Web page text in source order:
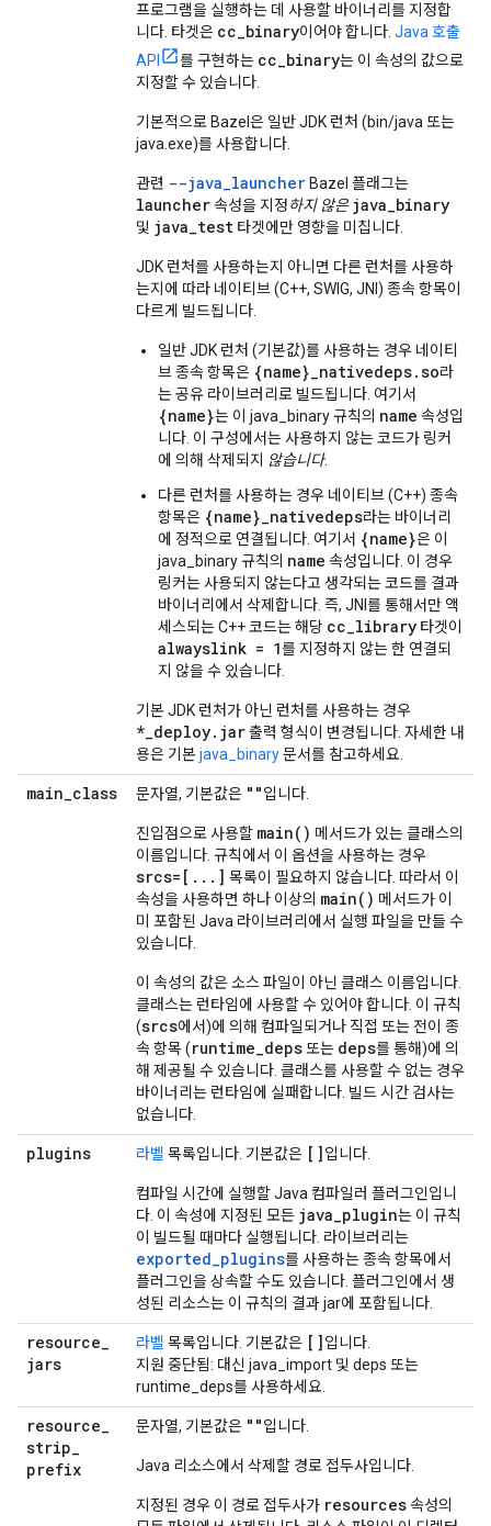
프로그램을 실행하는 데 사용할 바이너리를 지정합
니다. 타겟은 cc_binary이어야 합니다. Java 호출
API
를 구현하는 cc_binary는 이 속성의 값으로
지정할 수 있습니다.
기본적으로 Bazel은 일반 JDK 런처 (bin/java 또는
java.exe)를 사용합니다.
관련 --java_launcher Bazel 플래그는
launcher속성을 지정하지 않은 java_binary
및 java_test 타겟에만 영향을 미칩니다.
JDK 런처를 사용하는지 아니면 다른 런처를 사용하
는지에 따라 네이티브 (C++, SWIG, JNI) 종속 항목이
다르게 빌드됩니다.
일반 JDK 런처 (기본값)를 사용하는 경우 네이티
브 종속 항목은 {name}_nativedeps.so라
는 공유 라이브러리로 빌드됩니다. 여기서
{name}는 이 java_binary 규칙의 name 속성입
니다. 이 구성에서는 사용하지 않는 코드가 링커
에 의해 삭제되지 않습니다.
다른 런처를 사용하는 경우 네이티브 (C++) 종속
항목은 {name}_nativedeps라는 바이너리
에 정적으로 연결됩니다. 여기서 {name}은 이
java_binary 규칙의 name 속성입니다. 이 경우
링커는 사용되지 않는다고 생각되는 코드를 결과
바이너리에서 삭제합니다. 즉, JNI를 통해서만 액
세스되는 C++ 코드는 해당 cc_library 타겟이
alwayslink = 1를 지정하지 않는 한 연결되
지 않을 수 있습니다.
기본 JDK 런처가 아닌 런처를 사용하는 경우
*_deploy.jar출력 형식이 변경됩니다. 자세한 내
용은 기본java_binary문서를 참고하세요.
main_class 문자열, 기본값은 ""입니다.
진입점으로 사용할 main( ) 메서드가 있는 클래스의
이름입니다. 규칙에서 이 옵션을 사용하는 경우
srcs=[ . . . ] 목록이 필요하지 않습니다. 따라서 이
속성을 사용하면 하나 이상의 main( ) 메서드가 이
미 포함된 Java 라이브러리에서 실행 파일을 만들 수
있습니다.
이 속성의 값은 소스 파일이 아닌 클래스 이름입니다.
클래스는 런타임에 사용할 수 있어야 합니다. 이 규칙
(srcs에서)에 의해 컴파일되거나 직접 또는 전이 종
속 항목 (runtime_deps 또는 deps를 통해)에 의
해 제공될 수 있습니다. 클래스를 사용할 수 없는 경우
바이너리는 런타임에 실패합니다. 빌드 시간 검사는
없습니다.
plugins 라벨 목록입니다. 기본값은 []입니다.
컴파일 시간에 실행할 Java 컴파일러 플러그인입니
다. 이 속성에 지정된 모든 java_plugin는 이 규칙
이 빌드될 때마다 실행됩니다. 라이브러리는
exported_plugins를 사용하는 종속 항목에서
플러그인을 상속할 수도 있습니다. 플러그인에서 생
성된 리소스는 이 규칙의 결과 jar에 포함됩니다.
resource_
jars
라벨 목록입니다. 기본값은 []입니다.
지원 중단됨: 대신 java_import 및 deps 또는
runtime_deps를 사용하세요.
resource_
strip_
prefix
문자열, 기본값은 ""입니다.
Java 리소스에서 삭제할 경로 접두사입니다.
지정된 경우 이 경로 접두사가 resources속성의